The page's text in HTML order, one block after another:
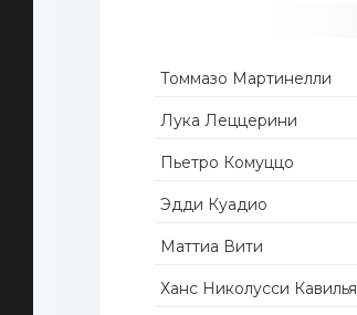
Томмазо Мартинелли
Лука Леццерини
Пьетро Комуццо
Эдди Куадио
Маттиа Вити
Ханс Николусси Кавилья